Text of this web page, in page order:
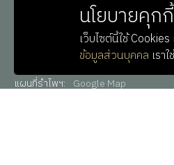
โทรศัพท์ : 039-319111 ต่อ
อีเมลล์ : saraban@rbru.ac.th
Line
แผนที่รำไพฯ: Google Map
นโยบายคุก
เว็บไซต์นี้ใช้
ข้อมูลส่วนบุคคล เร